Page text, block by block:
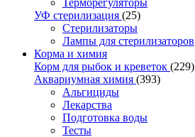
УФ стерилизация (25)
Стерилизаторы
Лампы для стерилизаторов
Корма и химия
Корм для рыбок и креветок (229)
Аквариумная химия (393)
Альгициды
Лекарства
Подготовка воды
Тесты